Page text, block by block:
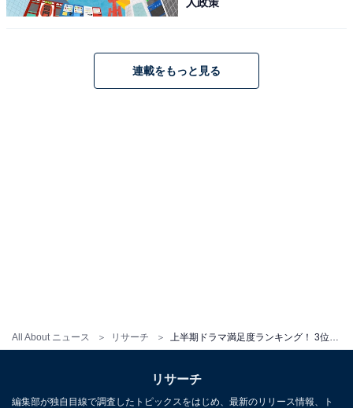
All About ニュース リサーチ
連載をもっと見る
リサーチ
編集部が独自目線で調査したトピックスをはじめ、最新のリリース情報、ト